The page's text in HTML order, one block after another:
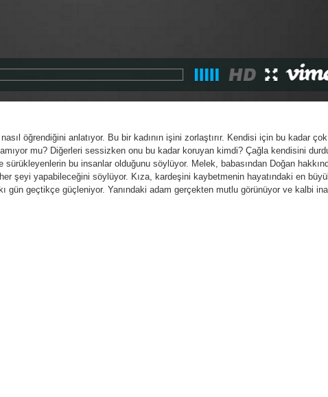
öğrendiğini anlatıyor. Bu bir kadının işini zorlaştırır. Kendisi için bu kadar
mu? Diğerleri sessizken onu bu kadar koruyan kimdi? Çağla kendisini
sürükleyenlerin bu insanlar olduğunu söylüyor. Melek, babasından Doğan
şeyi yapabileceğini söylüyor. Kıza, kardeşini kaybetmenin hayatındaki en
gün geçtikçe güçleniyor. Yanındaki adam gerçekten mutlu görünüyor ve kalbi